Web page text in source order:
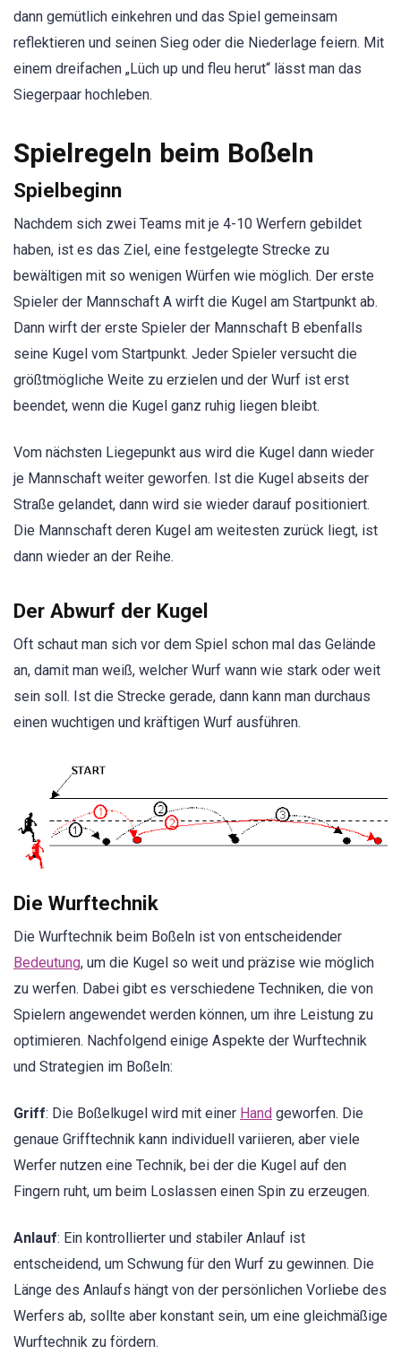
dann gemütlich einkehren und das Spiel gemeinsam
reflektieren und seinen Sieg oder die Niederlage feiern. Mit
einem dreifachen „Lüch up und fleu herut“ lässt man das
Siegerpaar hochleben.
Spielregeln beim Boßeln
Spielbeginn
Nachdem sich zwei Teams mit je 4-10 Werfern gebildet
haben, ist es das Ziel, eine festgelegte Strecke zu
bewältigen mit so wenigen Würfen wie möglich. Der erste
Spieler der Mannschaft A wirft die Kugel am Startpunkt ab.
Dann wirft der erste Spieler der Mannschaft B ebenfalls
seine Kugel vom Startpunkt. Jeder Spieler versucht die
größtmögliche Weite zu erzielen und der Wurf ist erst
beendet, wenn die Kugel ganz ruhig liegen bleibt.
Vom nächsten Liegepunkt aus wird die Kugel dann wieder
je Mannschaft weiter geworfen. Ist die Kugel abseits der
Straße gelandet, dann wird sie wieder darauf positioniert.
Die Mannschaft deren Kugel am weitesten zurück liegt, ist
dann wieder an der Reihe.
Der Abwurf der Kugel
Oft schaut man sich vor dem Spiel schon mal das Gelände
an, damit man weiß, welcher Wurf wann wie stark oder weit
sein soll. Ist die Strecke gerade, dann kann man durchaus
einen wuchtigen und kräftigen Wurf ausführen.
Die Wurftechnik
Die Wurftechnik beim Boßeln ist von entscheidender
Bedeutung, um die Kugel so weit und präzise wie möglich
zu werfen. Dabei gibt es verschiedene Techniken, die von
Spielern angewendet werden können, um ihre Leistung zu
optimieren. Nachfolgend einige Aspekte der Wurftechnik
und Strategien im Boßeln:
Griff: Die Boßelkugel wird mit einer Hand geworfen. Die
genaue Grifftechnik kann individuell variieren, aber viele
Werfer nutzen eine Technik, bei der die Kugel auf den
Fingern ruht, um beim Loslassen einen Spin zu erzeugen.
Anlauf: Ein kontrollierter und stabiler Anlauf ist
entscheidend, um Schwung für den Wurf zu gewinnen. Die
Länge des Anlaufs hängt von der persönlichen Vorliebe des
Werfers ab, sollte aber konstant sein, um eine gleichmäßige
Wurftechnik zu fördern.